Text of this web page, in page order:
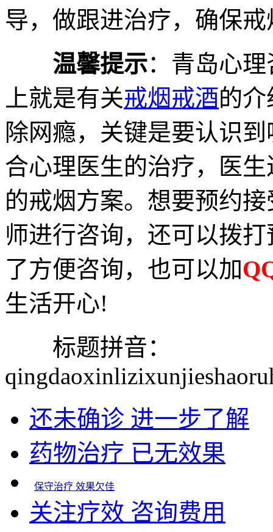
导，做跟进治疗，确保
温馨提示：青岛心
上就是有关戒烟戒酒的
除网瘾，关键是要认识
合心理医生的治疗，医
的戒烟方案。想要预约
师进行咨询，还可以拨
了方便咨询，也可以加
生活开心!
标题拼音：
还未确诊 进一步了解
药物治疗 已无效果
保守治疗 效果欠佳
关注疗效 咨询费用